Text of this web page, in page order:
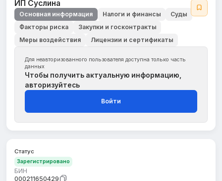
ИП Суслина
Основная информация Налоги и финансы
Суды
Факторы риска
Закупки и госконтракты
Меры воздействия
Лицензии и сертификаты
Для неавторизованного пользователя доступна только часть
данных
Чтобы получить актуальную информацию,
авторизуйтесь
Войти
Статус
Зарегистрировано
БИН
000211650429